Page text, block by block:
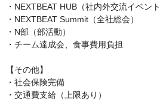
・NEXTBEAT HUB（社内外交流イベン
・NEXTBEAT Summit（全社総会）
・N部（部活動）
・チーム達成会、食事費用負担
【その他】
・社会保険完備
・交通費支給（上限あり）